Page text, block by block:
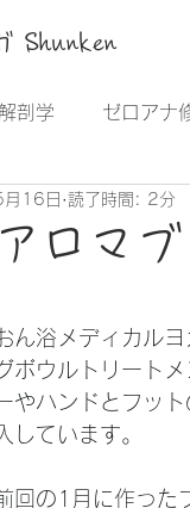
Shunken
解剖学 ゼロアナ
コンセプト
アロマ
月16日 読了時間: 2分
ん浴メディカル
ボウルトリート
やハンドとフッ
入しています。
回の1月に作った